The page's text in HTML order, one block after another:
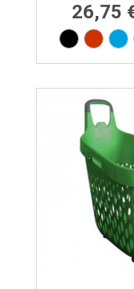
26,75
Preto